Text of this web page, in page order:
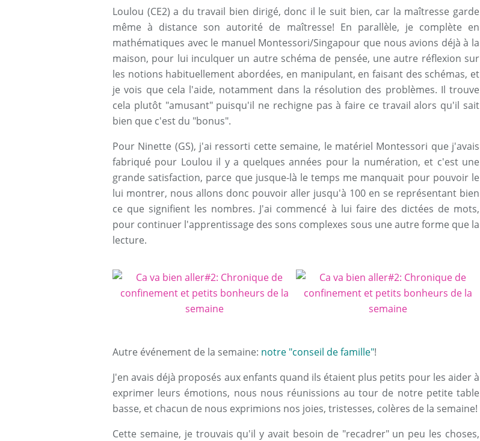
Loulou (CE2) a du travail bien dirigé, donc il le suit bien, car la maîtresse garde
même à distance son autorité de maîtresse! En parallèle, je complète en
mathématiques avec le manuel Montessori/Singapour que nous avions déjà à la
maison, pour lui inculquer un autre schéma de pensée, une autre réflexion sur
les notions habituellement abordées, en manipulant, en faisant des schémas, et
je vois que cela l'aide, notamment dans la résolution des problèmes. Il trouve
cela plutôt "amusant" puisqu'il ne rechigne pas à faire ce travail alors qu'il sait
bien que c'est du "bonus".
Pour Ninette (GS), j'ai ressorti cette semaine, le matériel Montessori que j'avais
fabriqué pour Loulou il y a quelques années pour la numération, et c'est une
grande satisfaction, parce que jusque-là le temps me manquait pour pouvoir le
lui montrer, nous allons donc pouvoir aller jusqu'à 100 en se représentant bien
ce que signifient les nombres. J'ai commencé à lui faire des dictées de mots,
pour continuer l'apprentissage des sons complexes sous une autre forme que la
lecture.
Autre événement de la semaine: notre "conseil de famille"!
J'en avais déjà proposés aux enfants quand ils étaient plus petits pour les aider à
exprimer leurs émotions, nous nous réunissions au tour de notre petite table
basse, et chacun de nous exprimions nos joies, tristesses, colères de la semaine!
Cette semaine, je trouvais qu'il y avait besoin de "recadrer" un peu les choses,